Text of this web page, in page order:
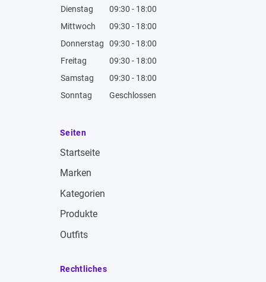
Dienstag
09:30 - 18:00
Mittwoch
09:30 - 18:00
Donnerstag
09:30 - 18:00
Freitag
09:30 - 18:00
Samstag
09:30 - 18:00
Sonntag
Geschlossen
Seiten
Startseite
Marken
Kategorien
Produkte
Outfits
Rechtliches